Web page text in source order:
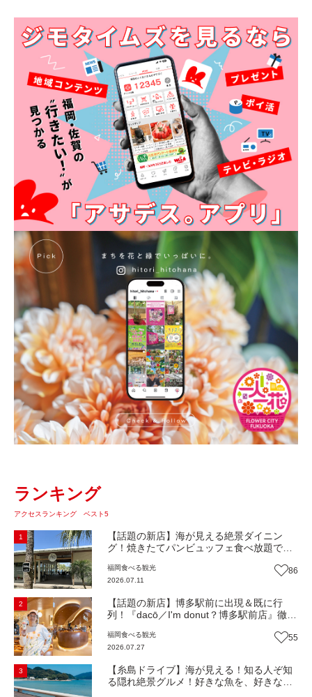
ランキング
アクセスランキング ベスト5
1
【話題の新店】海が見える絶景ダイニン
グ！焼きたてパンビュッフェ食べ放題で大
Beach Cafe』（福岡・糸島市）【まち歩
き】
福岡食べる観光
2026.07.11
86
2
【話題の新店】博多駅前に出現＆既に行
列！『dacō／I'm donut？博多駅前店』徹底
しみ方＆イチオシメニューも紹介！（福岡
市博多区）【まち歩き】
福岡食べる観光
2026.07.27
55
3
【糸島ドライブ】海が見える！知る人ぞ知
る隠れ絶景グルメ！好きな魚を、好きなだ